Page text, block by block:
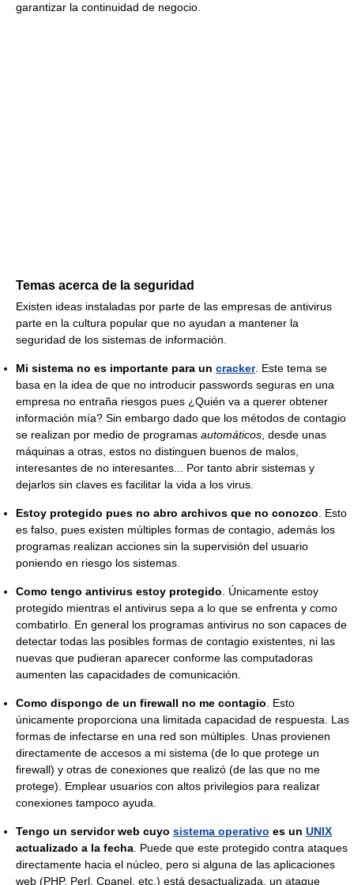
garantizar la continuidad de negocio.
Temas acerca de la seguridad
Existen ideas instaladas por parte de las empresas de antivirus
parte en la cultura popular que no ayudan a mantener la
seguridad de los sistemas de información.
Mi sistema no es importante para un cracker. Este tema se
basa en la idea de que no introducir passwords seguras en una
empresa no entraña riesgos pues ¿Quién va a querer obtener
información mía? Sin embargo dado que los métodos de contagio
se realizan por medio de programas automáticos , desde unas
máquinas a otras, estos no distinguen buenos de malos,
interesantes de no interesantes... Por tanto abrir sistemas y
dejarlos sin claves es facilitar la vida a los virus.
Estoy protegido pues no abro archivos que no conozco . Esto
es falso, pues existen múltiples formas de contagio, además los
programas realizan acciones sin la supervisión del usuario
poniendo en riesgo los sistemas.
Como tengo antivirus estoy protegido . Únicamente estoy
protegido mientras el antivirus sepa a lo que se enfrenta y como
combatirlo. En general los programas antivirus no son capaces de
detectar todas las posibles formas de contagio existentes, ni las
nuevas que pudieran aparecer conforme las computadoras
aumenten las capacidades de comunicación.
Como dispongo de un firewall no me contagio . Esto
únicamente proporciona una limitada capacidad de respuesta. Las
formas de infectarse en una red son múltiples. Unas provienen
directamente de accesos a mi sistema (de lo que protege un
firewall) y otras de conexiones que realizó (de las que no me
protege). Emplear usuarios con altos privilegios para realizar
conexiones tampoco ayuda.
Tengo un servidor web cuyo sistema operativo es un UNIX
actualizado a la fecha . Puede que este protegido contra ataques
directamente hacia el núcleo, pero si alguna de las aplicaciones
web (PHP, Perl, Cpanel, etc.) está desactualizada, un ataque